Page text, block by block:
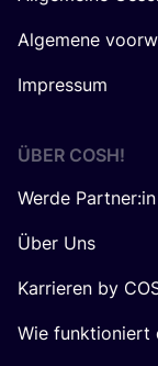
Algemene
Impressum
ÜBER COSH!
Werde Partner:in
Über Uns
Karrieren by
Wie funktioniert